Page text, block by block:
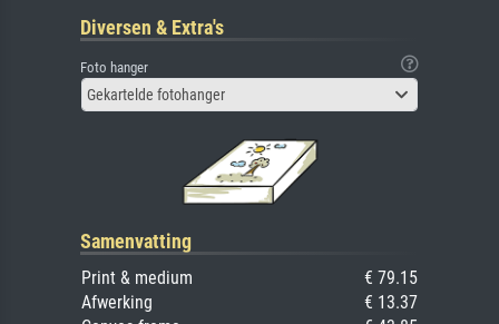
Diversen & Extra's
Foto hanger
Gekartelde fotohanger
Samenvatting
Print & medium
€ 79.15
Afwerking
€ 13.37